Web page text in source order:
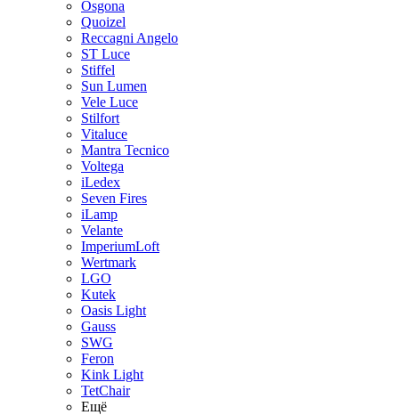
Osgona
Quoizel
Reccagni Angelo
ST Luce
Stiffel
Sun Lumen
Vele Luce
Stilfort
Vitaluce
Mantra Tecnico
Voltega
iLedex
Seven Fires
iLamp
Velante
ImperiumLoft
Wertmark
LGO
Kutek
Oasis Light
Gauss
SWG
Feron
Kink Light
TetСhair
Ещё